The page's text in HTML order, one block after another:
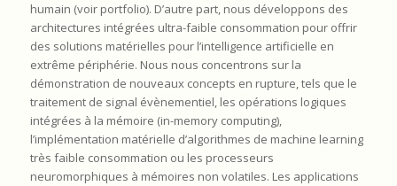
humain (voir portfolio). D’autre part, nous développons des
architectures intégrées ultra-faible consommation pour offrir
des solutions matérielles pour l’intelligence artificielle en
extrême périphérie. Nous nous concentrons sur la
démonstration de nouveaux concepts en rupture, tels que le
traitement de signal évènementiel, les opérations logiques
intégrées à la mémoire (in-memory computing),
l’implémentation matérielle d’algorithmes de machine learning
très faible consommation ou les processeurs
neuromorphiques à mémoires non volatiles. Les applications